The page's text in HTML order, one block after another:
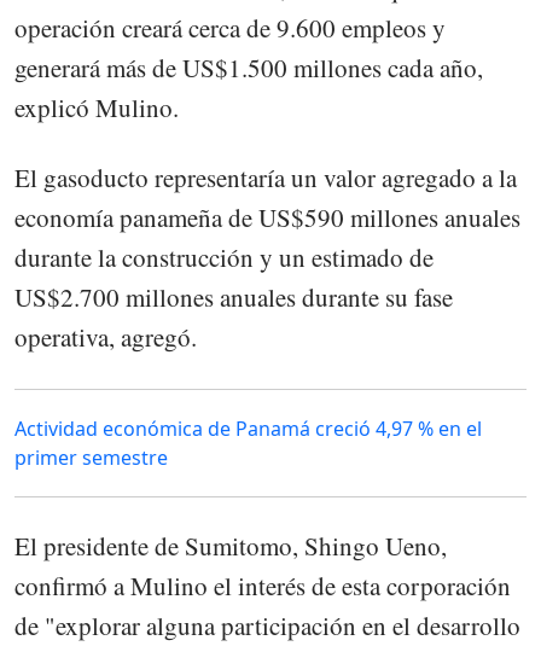
operación creará cerca de 9.600 empleos y
generará más de US$1.500 millones cada año,
explicó Mulino.
El gasoducto representaría un valor agregado a la
economía panameña de US$590 millones anuales
durante la construcción y un estimado de
US$2.700 millones anuales durante su fase
operativa, agregó.
Actividad económica de Panamá creció 4,97 % en el
primer semestre
El presidente de Sumitomo, Shingo Ueno,
confirmó a Mulino el interés de esta corporación
de "explorar alguna participación en el desarrollo